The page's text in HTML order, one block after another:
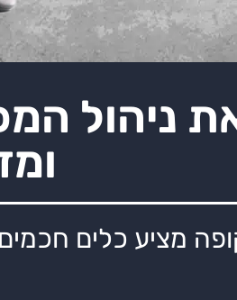
מציע כלים חכמים